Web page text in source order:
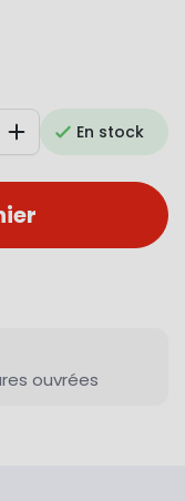
AugmenterEn stock
ouvrées